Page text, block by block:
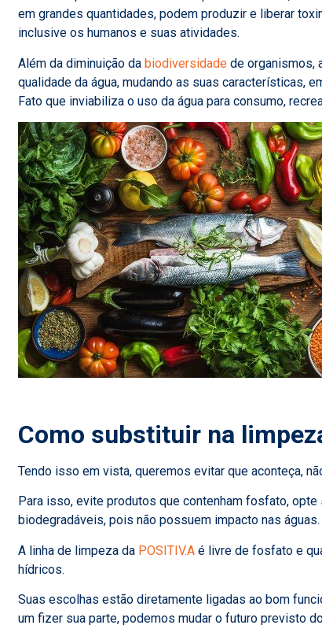
em grandes quantidades, podem produzir e liberar
inclusive os humanos e suas atividades.
Além da diminuição da biodiversidadede organismos,
qualidade da água, mudando as suas características,
Fato que inviabiliza o uso da água para consumo,
Como substituir na
Tendo isso em vista, queremos evitar que aconteça,
Para isso, evite produtos que contenham fosfato,
biodegradáveis, pois não possuem impacto nas águas.
A linha de limpeza da POSITIV.Aé livre de fosfato e
hídricos.
Suas escolhas estão diretamente ligadas ao bom
um fizer sua parte, podemos mudar o futuro previsto